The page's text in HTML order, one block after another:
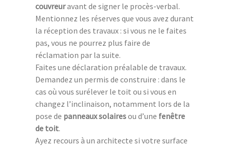
couvreuravant de signer le procès-verbal.
Mentionnez les réserves que vous avez durant
la réception des travaux : si vous ne le faites
pas, vous ne pourrez plus faire de
réclamation par la suite.
Faites une déclaration préalable de travaux.
Demandez un permis de construire : dans le
cas où vous surélever le toit ou si vous en
changez l’inclinaison, notamment lors de la
pose de panneaux solairesou d’une fenêtre
de toit.
Ayez recours à un architecte si votre surface